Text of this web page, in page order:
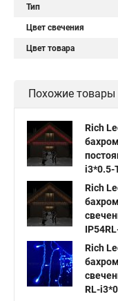
Тип
Цвет свечения
Цвет товара
Похожие товары
Rich
i3*0.5-
Rich
Rich
RL-